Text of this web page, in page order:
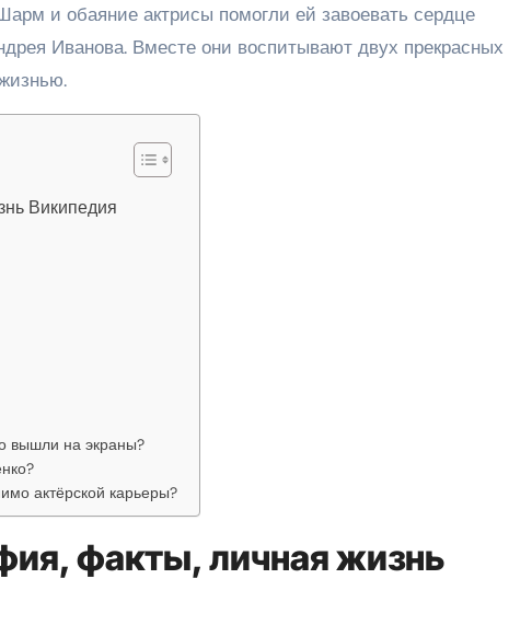
и обаяние актрисы помогли ей завоевать сердце
Иванова. Вместе они воспитывают двух прекрасных
Википедия
вышли на экраны?
актёрской карьеры?
факты, личная жизнь